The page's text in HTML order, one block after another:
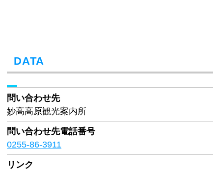
DATA
問い合わせ先
妙高高原観光案内所
問い合わせ先電話番号
0255-86-3911
リンク